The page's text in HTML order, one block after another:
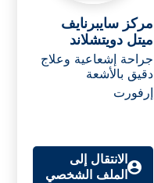
مركز سايبرنايف
ميتل دويتشلاند
جراحة إشعاعية وعلاج
دقيق بالأشعة
إرفورت
الانتقال إلى
الملف الشخصي